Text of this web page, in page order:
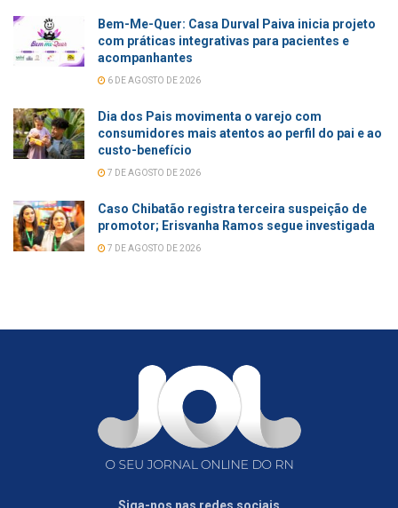
Bem-Me-Quer: Casa Durval Paiva inicia projeto
com práticas integrativas para pacientes e
acompanhantes
6 DE AGOSTO DE 2026
Dia dos Pais movimenta o varejo com
consumidores mais atentos ao perfil do pai e ao
custo-benefício
7 DE AGOSTO DE 2026
Caso Chibatão registra terceira suspeição de
promotor; Erisvanha Ramos segue investigada
7 DE AGOSTO DE 2026
Siga-nos nas redes sociais